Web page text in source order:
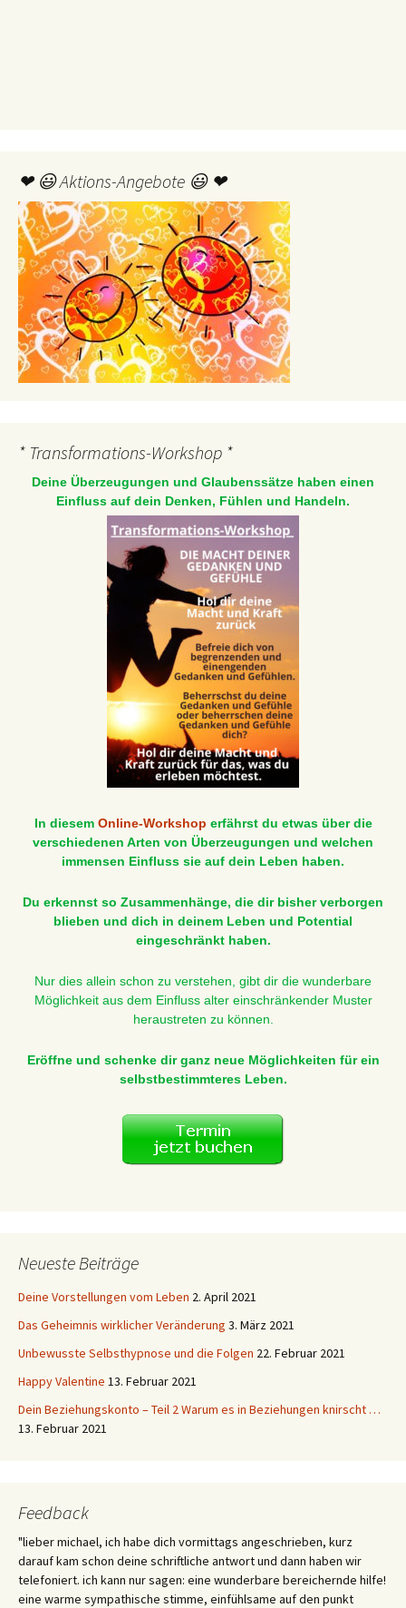
❤ 😃 Aktions-Angebote 😃 ❤
* Transformations-Workshop *
Deine Überzeugungen und Glaubenssätze haben einen
Einfluss auf dein Denken, Fühlen und Handeln.
In diesem Online-Workshop erfährst du etwas über die
verschiedenen Arten von Überzeugungen und welchen
immensen Einfluss sie auf dein Leben haben.
Du erkennst so Zusammenhänge, die dir bisher verborgen
blieben und dich in deinem Leben und Potential
eingeschränkt haben.
Nur dies allein schon zu verstehen, gibt dir die wunderbare
Möglichkeit aus dem Einfluss alter einschränkender Muster
heraustreten zu können.
Eröffne und schenke dir ganz neue Möglichkeiten für ein
selbstbestimmteres Leben.
Neueste Beiträge
Deine Vorstellungen vom Leben 2. April 2021
Das Geheimnis wirklicher Veränderung 3. März 2021
Unbewusste Selbsthypnose und die Folgen 22. Februar 2021
Happy Valentine 13. Februar 2021
Dein Beziehungskonto – Teil 2 Warum es in Beziehungen knirscht …
13. Februar 2021
Feedback
"lieber michael, ich habe dich vormittags angeschrieben, kurz
darauf kam schon deine schriftliche antwort und dann haben wir
telefoniert. ich kann nur sagen: eine wunderbare bereichernde hilfe!
eine warme sympathische stimme, einfühlsame auf den punkt